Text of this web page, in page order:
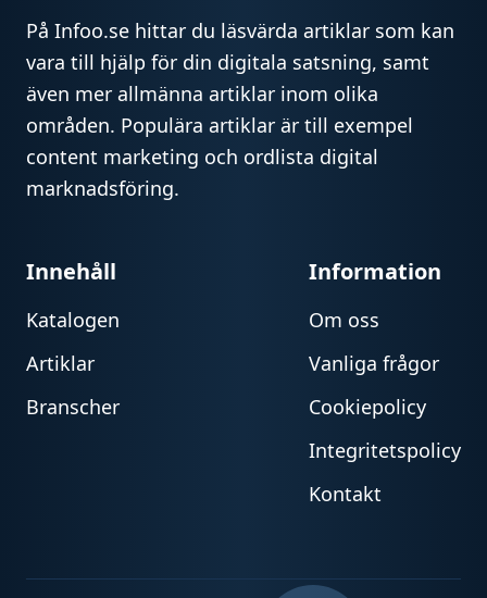
På Infoo.se hittar du läsvärda artiklar som kan
vara till hjälp för din digitala satsning, samt
även mer allmänna artiklar inom olika
områden. Populära artiklar är till exempel
content marketing och ordlista digital
marknadsföring.
Innehåll
Katalogen
Artiklar
Branscher
Information
Om oss
Vanliga frågor
Cookiepolicy
Integritetspolicy
Kontakt